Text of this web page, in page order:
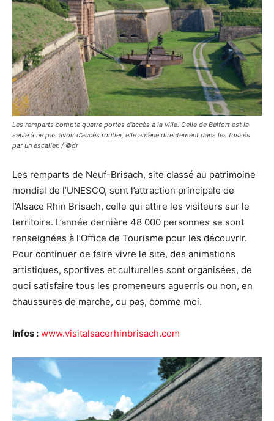
Les remparts compte quatre portes d’accès à la ville. Celle de Belfort est la
seule à ne pas avoir d’accès routier, elle amène directement dans les fossés
par un escalier. / ©dr
Les remparts de Neuf-Brisach, site classé au patrimoine
mondial de l’UNESCO, sont l’attraction principale de
l’Alsace Rhin Brisach, celle qui attire les visiteurs sur le
territoire. L’année dernière 48 000 personnes se sont
renseignées à l’Office de Tourisme pour les découvrir.
Pour continuer de faire vivre le site, des animations
artistiques, sportives et culturelles sont organisées, de
quoi satisfaire tous les promeneurs aguerris ou non, en
chaussures de marche, ou pas, comme moi.
Infos : www.visitalsacerhinbrisach.com